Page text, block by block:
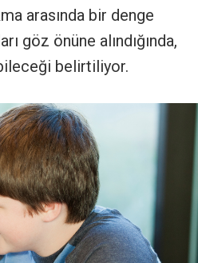
arasında bir denge
göz önüne alındığında,
belirtiliyor.